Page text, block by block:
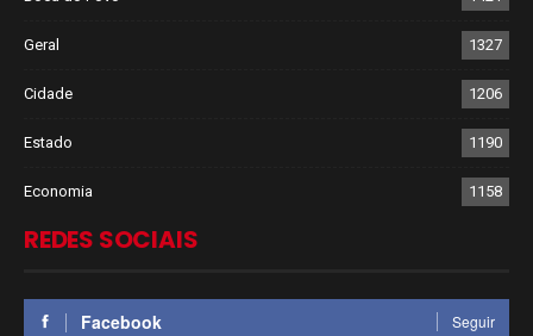
Geral 1327
Cidade 1206
Estado 1190
Economia 1158
REDES SOCIAIS
Facebook Seguir